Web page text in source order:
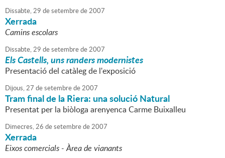
Dissabte,29 desetembrede2007
Xerrada
Camins escolars
Dissabte,29 desetembrede2007
Els Castells, uns randers modernistes
Presentació del catàleg de l'exposició
Dijous,27 desetembrede2007
Tram final de la Riera: una solució Natural
Presentat per la biòloga arenyenca Carme Buixalleu
Dimecres,26 desetembrede2007
Xerrada
Eixos comercials - Àrea de vianants